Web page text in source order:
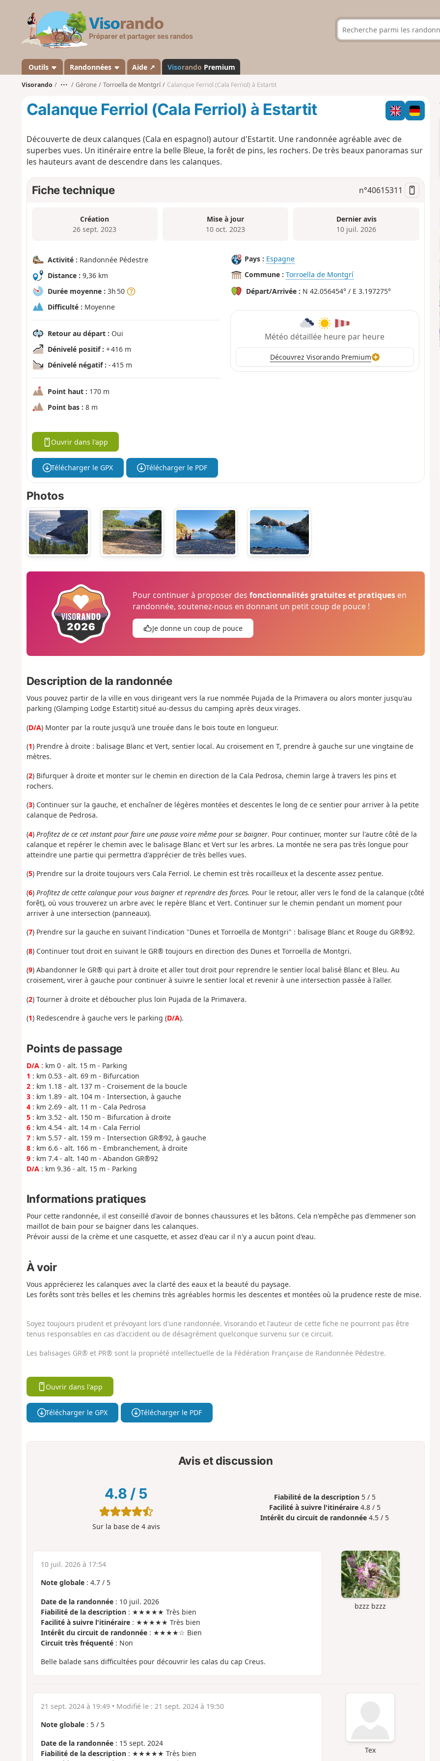
s
a
n
d
Outils Randonnées Aide ↗ Visorando Premium
Visorando ••• Gérone Torroella de Montgrí Calanque Ferriol (Cala Ferriol) à Estartit
Calanque Ferriol (Cala Ferriol) à Estartit
Découverte de deux calanques (Cala en espagnol) autour d'Estartit. Une randonnée agréable avec de
superbes vues. Un itinéraire entre la belle Bleue, la forêt de pins, les rochers. De très beaux panoramas sur
les hauteurs avant de descendre dans les calanques.
Fiche technique n°40615311
Création
26 sept. 2023
Mise à jour
10 oct. 2023
Dernier avis
10 juil. 2026
Activité : Randonnée Pédestre
Distance : 9,36 km
Durée moyenne : 3h 50
Difficulté : Moyenne
Retour au départ : Oui
Dénivelé positif : + 416 m
Dénivelé négatif : - 415 m
Point haut : 170 m
Point bas : 8 m
Pays : Espagne
Commune : Torroella de Montgrí
Départ/Arrivée : N 42.056454° / E 3.197275°
Météo détaillée heure par heure
Découvrez Visorando Premium
Ouvrir dans l'app
Télécharger le GPX Télécharger le PDF
Photos
Pour continuer à proposer desfonctionnalités gratuites et pratiques en
randonnée, soutenez-nous en donnant un petit coup de pouce !
Je donne un coup de pouce
Description de la randonnée
Vous pouvez partir de la ville en vous dirigeant vers la rue nommée Pujada de la Primavera ou alors monter jusqu'au
parking (Glamping Lodge Estartit) situé au-dessus du camping après deux virages.
(D/A) Monter par la route jusqu'à une trouée dans le bois toute en longueur.
(1) Prendre à droite : balisage Blanc et Vert, sentier local. Au croisement en T, prendre à gauche sur une vingtaine de
mètres.
(2) Bifurquer à droite et monter sur le chemin en direction de la Cala Pedrosa, chemin large à travers les pins et
rochers.
(3) Continuer sur la gauche, et enchaîner de légères montées et descentes le long de ce sentier pour arriver à la petite
calanque de Pedrosa.
(4) Profitez de ce cet instant pour faire une pause voire même pour se baigner. Pour continuer, monter sur l'autre côté de la
calanque et repérer le chemin avec le balisage Blanc et Vert sur les arbres. La montée ne sera pas très longue pour
atteindre une partie qui permettra d'apprécier de très belles vues.
(5) Prendre sur la droite toujours vers Cala Ferriol. Le chemin est très rocailleux et la descente assez pentue.
(6) Profitez de cette calanque pour vous baigner et reprendre des forces. Pour le retour, aller vers le fond de la calanque (côté
forêt), où vous trouverez un arbre avec le repère Blanc et Vert. Continuer sur le chemin pendant un moment pour
arriver à une intersection (panneaux).
(7) Prendre sur la gauche en suivant l'indication "Dunes et Torroella de Montgri" : balisage Blanc et Rouge du GR®92.
(8) Continuer tout droit en suivant le GR® toujours en direction des Dunes et Torroella de Montgri.
(9) Abandonner le GR® qui part à droite et aller tout droit pour reprendre le sentier local balisé Blanc et Bleu. Au
croisement, virer à gauche pour continuer à suivre le sentier local et revenir à une intersection passée à l'aller.
(2) Tourner à droite et déboucher plus loin Pujada de la Primavera.
(1) Redescendre à gauche vers le parking (D/A).
Points de passage
D/A: km 0 - alt. 15 m - Parking
1 : km 0.53 - alt. 69 m - Bifurcation
2: km 1.18 - alt. 137 m - Croisement de la boucle
3: km 1.89 - alt. 104 m - Intersection, à gauche
4: km 2.69 - alt. 11 m - Cala Pedrosa
5: km 3.52 - alt. 150 m - Bifurcation à droite
6: km 4.54 - alt. 14 m - Cala Ferriol
7: km 5.57 - alt. 159 m - Intersection GR®92, à gauche
8: km 6.6 - alt. 166 m - Embranchement, à droite
9: km 7.4 - alt. 140 m - Abandon GR®92
D/A: km 9.36 - alt. 15 m - Parking
Informations pratiques
Pour cette randonnée, il est conseillé d'avoir de bonnes chaussures et les bâtons. Cela n'empêche pas d'emmener son
maillot de bain pour se baigner dans les calanques.
Prévoir aussi de la crème et une casquette, et assez d'eau car il n'y a aucun point d'eau.
À voir
Vous apprécierez les calanques avec la clarté des eaux et la beauté du paysage.
Les forêts sont très belles et les chemins très agréables hormis les descentes et montées où la prudence reste de mise.
Soyez toujours prudent et prévoyant lors d'une randonnée. Visorando et l'auteur de cette fiche ne pourront pas être
tenus responsables en cas d'accident ou de désagrément quelconque survenu sur ce circuit.
Les balisages GR® et PR® sont la propriété intellectuelle de la Fédération Française de Randonnée Pédestre.
Ouvrir dans l'app
Télécharger le GPX Télécharger le PDF
Avis et discussion
4.8 / 5
Sur la base de 4avis
Fiabilité de la description 5 / 5
Facilité à suivre l'itinéraire 4.8 / 5
Intérêt du circuit de randonnée 4.5 / 5
bzzz bzzz
10 juil. 2026 à 17:54
Note globale: 4.7/ 5
Date de la randonnée: 10 juil. 2026
Fiabilité de la description: ★★★★★ Très bien
Facilité à suivre l'itinéraire: ★★★★★ Très bien
Intérêt du circuit de randonnée: ★★★★☆ Bien
Circuit très fréquenté: Non
Belle balade sans difficultées pour découvrir les calas du cap Creus.
Tex
21 sept. 2024 à 19:49• Modifié le : 21 sept. 2024 à 19:50
Note globale: 5/ 5
Date de la randonnée: 15 sept. 2024
Fiabilité de la description: ★★★★★ Très bien